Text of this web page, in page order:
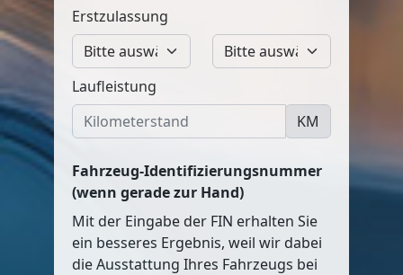
Erstzulassung
Laufleistung
KM
Fahrzeug-Identifizierungsnummer
(wenn gerade zur Hand)
Mit der Eingabe der FIN erhalten Sie
ein besseres Ergebnis, weil wir dabei
die Ausstattung Ihres Fahrzeugs bei